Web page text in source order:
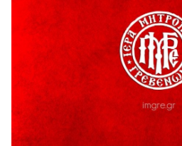
Διακοπή υδροδότησης του Α΄
5 Αυγούστου 2026
Η Marseaux στα Γρεβενά για μια
Θερινό Σινεμά στο πλαίσιο του
Καλοκαιριού 2026» με την
Ανάσες».